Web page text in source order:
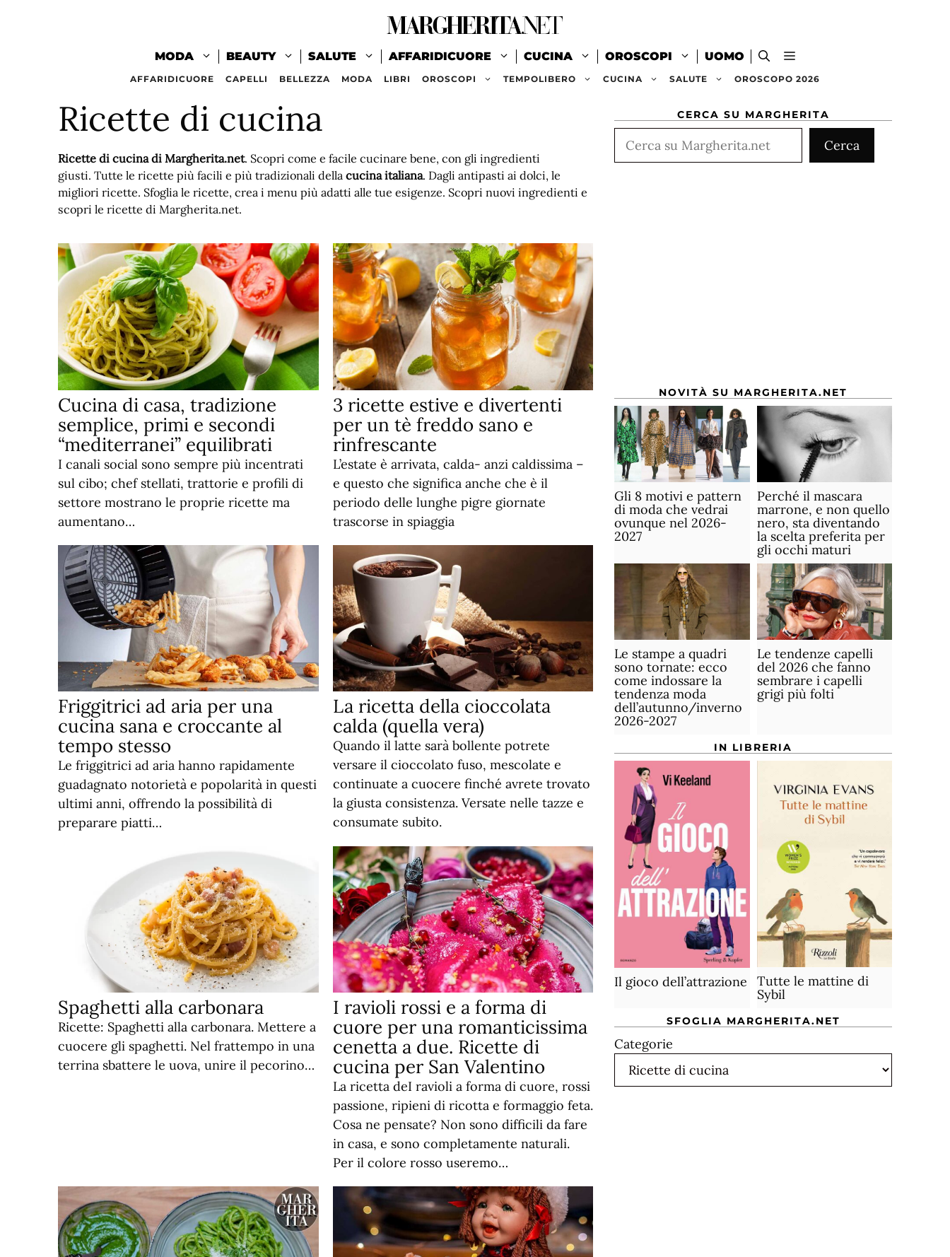
MODA BEAUTY SALUTE AFFARIDICUORE CUCINA OROSCOPI UOMO
AFFARIDICUORE CAPELLI BELLEZZA MODA LIBRI OROSCOPI TEMPOLIBERO CUCINA SALUTE OROSCOPO 2026
Ricette di cucina
Ricette di cucina di Margherita.net. Scopri come e facile cucinare bene, con gli ingredienti
giusti. Tutte le ricette più facili e più tradizionali della cucina italiana. Dagli antipasti ai dolci, le
migliori ricette. Sfoglia le ricette, crea i menu più adatti alle tue esigenze. Scopri nuovi ingredienti e
scopri le ricette di Margherita.net.
Cucina di casa, tradizione
semplice, primi e secondi
“mediterranei” equilibrati
I canali social sono sempre più incentrati
sul cibo; chef stellati, trattorie e profili di
settore mostrano le proprie ricette ma
aumentano…
3 ricette estive e divertenti
per un tè freddo sano e
rinfrescante
L’estate è arrivata, calda- anzi caldissima –
e questo che significa anche che è il
periodo delle lunghe pigre giornate
trascorse in spiaggia
Friggitrici ad aria per una
cucina sana e croccante al
tempo stesso
Le friggitrici ad aria hanno rapidamente
guadagnato notorietà e popolarità in questi
ultimi anni, offrendo la possibilità di
preparare piatti…
La ricetta della cioccolata
calda (quella vera)
Quando il latte sarà bollente potrete
versare il cioccolato fuso, mescolate e
continuate a cuocere finché avrete trovato
la giusta consistenza. Versate nelle tazze e
consumate subito.
Spaghetti alla carbonara
Ricette: Spaghetti alla carbonara. Mettere a
cuocere gli spaghetti. Nel frattempo in una
terrina sbattere le uova, unire il pecorino…
I ravioli rossi e a forma di
cuore per una romanticissima
cenetta a due. Ricette di
cucina per San Valentino
La ricetta deI ravioli a forma di cuore, rossi
passione, ripieni di ricotta e formaggio feta.
Cosa ne pensate? Non sono difficili da fare
in casa, e sono completamente naturali.
Per il colore rosso useremo…
CERCA SU MARGHERITA
Cerca
Cerca
NOVITÀ SU MARGHERITA.NET
Gli 8 motivi e pattern
di moda che vedrai
ovunque nel 2026-
2027
Perché il mascara
marrone, e non quello
nero, sta diventando
la scelta preferita per
gli occhi maturi
Le stampe a quadri
sono tornate: ecco
come indossare la
tendenza moda
dell’autunno/inverno
2026-2027
Le tendenze capelli
del 2026 che fanno
sembrare i capelli
grigi più folti
IN LIBRERIA
Il gioco dell’attrazione
Tutte le mattine di
Sybil
SFOGLIA MARGHERITA.NET
Categorie